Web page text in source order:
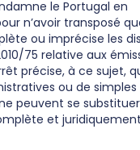
le Portugal en
n’avoir transposé
ou imprécise les
75 relative aux
précise, à ce sujet,
ou de simples
peuvent se
et juridiquement